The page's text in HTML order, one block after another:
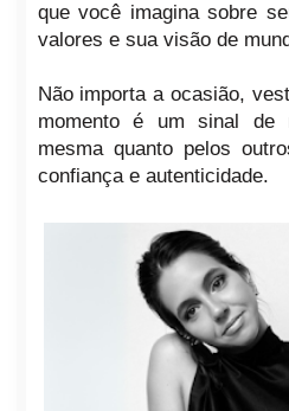
que você imagina sobre
valores e sua visão de
Não importa a ocasião,
momento é um sinal de
mesma quanto pelos
confiança e autenticidade.